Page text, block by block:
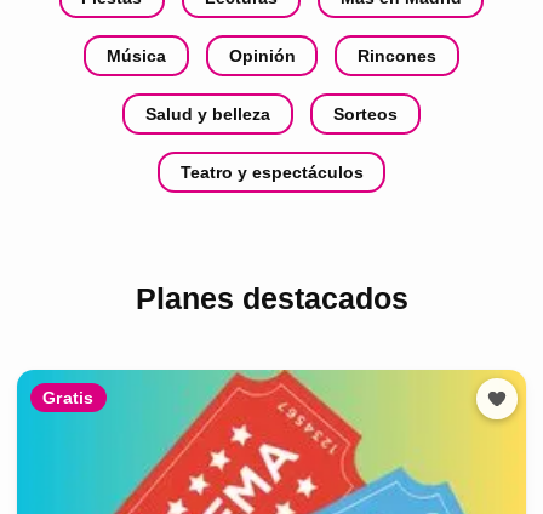
Música Opinión Rincones
Salud y belleza Sorteos
Teatro y espectáculos
Planes destacados
Gratis